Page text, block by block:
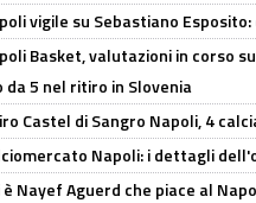
vigile su Sebastiano
Basket, valutazioni in corso
da 5 nel ritiro in Slovenia
Castel di Sangro Napoli, 4
Napoli: i dettagli
è Nayef Aguerd che piace al